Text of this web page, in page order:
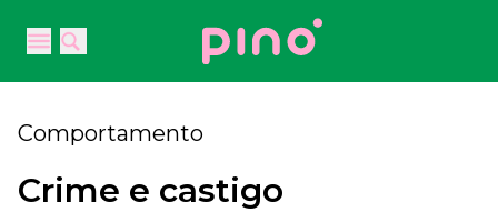
Open main menu
Open main menu
Your Company
Comportamento
Crime e castigo